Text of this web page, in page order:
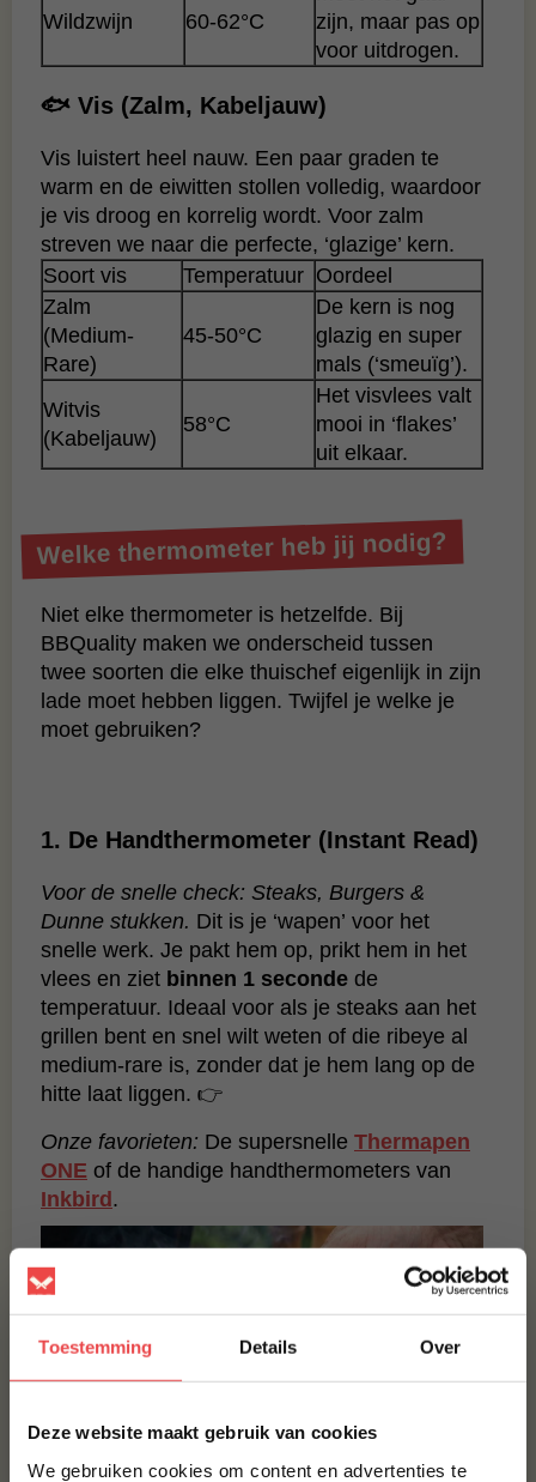
Toestemming Details Over
Deze website maakt gebruik van cookies
We gebruiken cookies om content en advertenties te
Wildzwijn 60-62°C
zijn, maar pas op
voor uitdrogen.
🐟 Vis (Zalm, Kabeljauw)
Vis luistert heel nauw. Een paar graden te
warm en de eiwitten stollen volledig, waardoor
je vis droog en korrelig wordt. Voor zalm
streven we naar die perfecte, ‘glazige’ kern.
Soort vis
Temperatuur Oordeel
Zalm
(Medium-
Rare)
45-50°C
De kern is nog
glazig en super
mals (‘smeuïg’).
Witvis
(Kabeljauw)
58°C
Het visvlees valt
mooi in ‘flakes’
uit elkaar.
Welke thermometer heb jij nodig?
Niet elke thermometer is hetzelfde. Bij
BBQuality maken we onderscheid tussen
twee soorten die elke thuischef eigenlijk in zijn
lade moet hebben liggen. Twijfel je welke je
moet gebruiken?
1. De Handthermometer (Instant Read)
Voor de snelle check: Steaks, Burgers &
Dunne stukken. Dit is je ‘wapen’ voor het
snelle werk. Je pakt hem op, prikt hem in het
vlees en ziet binnen 1 seconde de
temperatuur. Ideaal voor als je steaks aan het
grillen bent en snel wilt weten of die ribeye al
medium-rare is, zonder dat je hem lang op de
hitte laat liggen. 👉
Onze favorieten: De supersnelle Thermapen
ONE of de handige handthermometers van
Inkbird .